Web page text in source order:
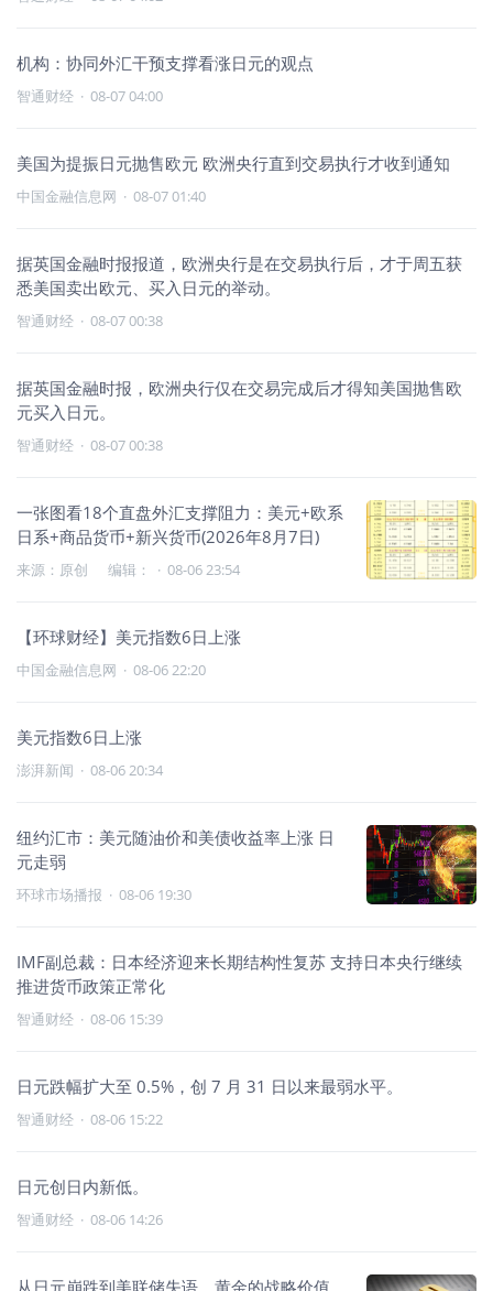
机构：协同外汇干预支撑看涨日元的观点
智通财经 · 08-07 04:00
美国为提振日元抛售欧元 欧洲央行直到交易执行才收到通知
中国金融信息网 · 08-07 01:40
据英国金融时报报道，欧洲央行是在交易执行后，才于周五获
悉美国卖出欧元、买入日元的举动。
智通财经 · 08-07 00:38
据英国金融时报，欧洲央行仅在交易完成后才得知美国抛售欧
元买入日元。
智通财经 · 08-07 00:38
一张图看18个直盘外汇支撑阻力：美元+欧系
日系+商品货币+新兴货币(2026年8月7日)
来源：原创 编辑： · 08-06 23:54
【环球财经】美元指数6日上涨
中国金融信息网 · 08-06 22:20
美元指数6日上涨
澎湃新闻 · 08-06 20:34
纽约汇市：美元随油价和美债收益率上涨 日
元走弱
环球市场播报 · 08-06 19:30
IMF副总裁：日本经济迎来长期结构性复苏 支持日本央行继续
推进货币政策正常化
智通财经 · 08-06 15:39
日元跌幅扩大至 0.5%，创 7 月 31 日以来最弱水平。
智通财经 · 08-06 15:22
日元创日内新低。
智通财经 · 08-06 14:26
从日元崩跌到美联储失语，黄金的战略价值